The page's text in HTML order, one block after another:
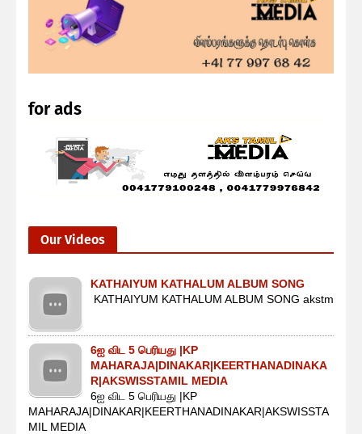
for ads
Our Videos
KATHAIYUM KATHALUM ALBUM SONG
KATHAIYUM KATHALUM ALBUM SONG akstm
6ஐ விட 5 பெரியது |KP
MAHARAJA|DINAKAR|KEERTHANADINAKA
R|AKSWISSTAMIL MEDIA
6ஐ விட 5 பெரியது |KP
MAHARAJA|DINAKAR|KEERTHANADINAKAR|AKSWISSTA
MIL MEDIA